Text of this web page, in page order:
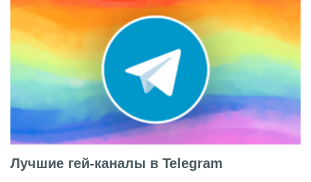
Лучшие гей-каналы в Telegram